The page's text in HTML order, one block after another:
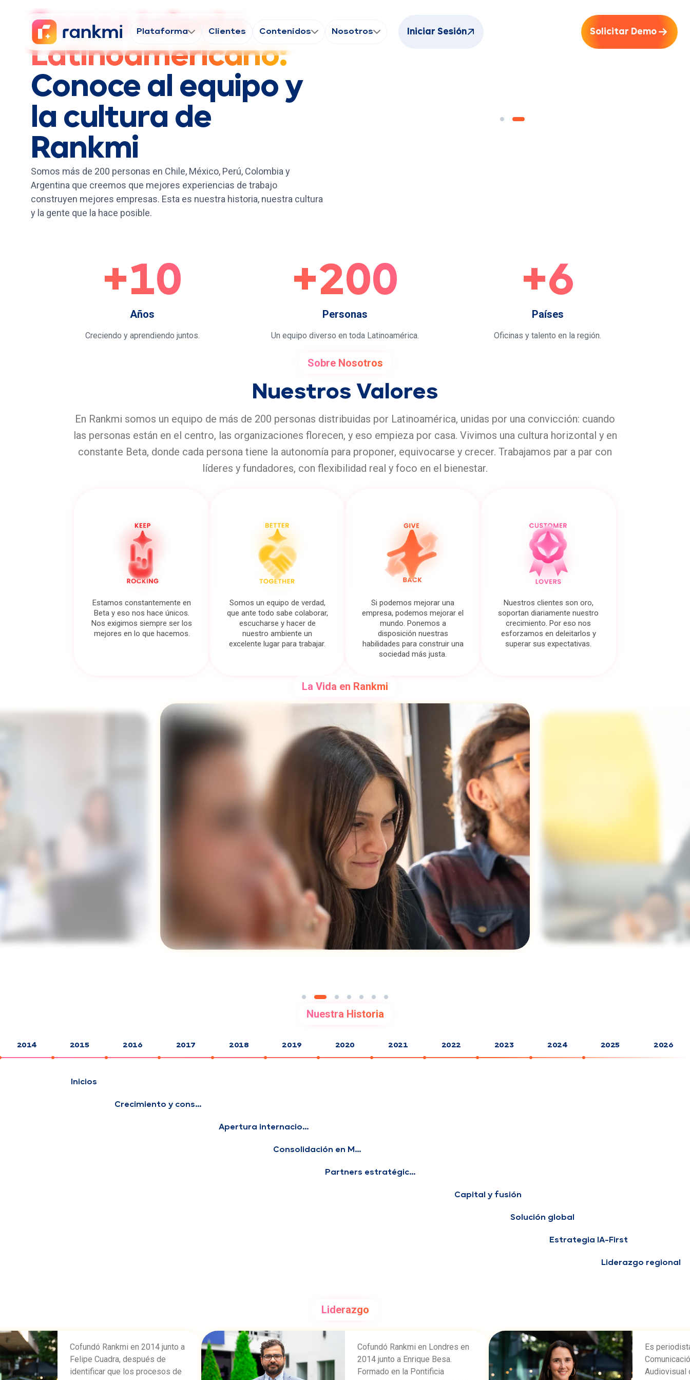
Plataforma Clientes Contenidos Nosotros Iniciar Sesión Solicitar Demo
Somos talento
Latinoamericano:
Conoce al equipo y
la cultura de
Rankmi
Somos más de 200 personas en Chile, México, Perú, Colombia y
Argentina que creemos que mejores experiencias de trabajo
construyen mejores empresas. Esta es nuestra historia, nuestra cultura
y la gente que la hace posible.
+10
Años
Creciendo y aprendiendo juntos.
+200
Personas
Un equipo diverso en toda Latinoamérica.
+6
Países
Oficinas y talento en la región.
Sobre Nosotros
Nuestros Valores
En Rankmi somos un equipo de más de 200 personas distribuidas por Latinoamérica, unidas por una convicción: cuando
las personas están en el centro, las organizaciones florecen, y eso empieza por casa. Vivimos una cultura horizontal y en
constante Beta, donde cada persona tiene la autonomía para proponer, equivocarse y crecer. Trabajamos par a par con
líderes y fundadores, con flexibilidad real y foco en el bienestar.
Estamos constantemente en
Beta y eso nos hace únicos.
Nos exigimos siempre ser los
mejores en lo que hacemos.
Somos un equipo de verdad,
que ante todo sabe colaborar,
escucharse y hacer de
nuestro ambiente un
excelente lugar para trabajar.
Si podemos mejorar una
empresa, podemos mejorar el
mundo. Ponemos a
disposición nuestras
habilidades para construir una
sociedad más justa.
Nuestros clientes son oro,
soportan diariamente nuestro
crecimiento. Por eso nos
esforzamos en deleitarlos y
superar sus expectativas.
La Vida en Rankmi
Nuestra Historia
2014 2015 2016 2017 2018 2019 2020 2021 2022 2023 2024 2025 2026
Inicios
Crecimiento y consolidación
Apertura internacional
Consolidación en México
Partners estratégicos
Capital y fusión
Solución global
Estrategia IA-First
Liderazgo regional
Liderazgo
Cofundó Rankmi en 2014 junto a
Felipe Cuadra, después de
identificar que los procesos de
Cofundó Rankmi en Londres en
2014 junto a Enrique Besa.
Formado en la Pontificia
Es
Audiovisual